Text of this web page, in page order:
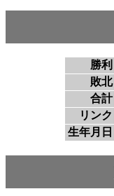
勝利
敗北
合計
リンク
生年月日